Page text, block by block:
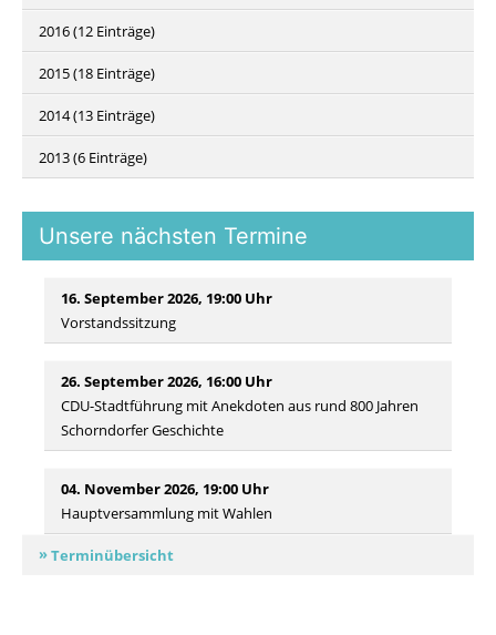
2016 (12 Einträge)
2015 (18 Einträge)
2014 (13 Einträge)
2013 (6 Einträge)
Unsere nächsten Termine
16. September 2026, 19:00 Uhr
Vorstandssitzung
26. September 2026, 16:00 Uhr
CDU-Stadtführung mit Anekdoten aus rund 800 Jahren
Schorndorfer Geschichte
04. November 2026, 19:00 Uhr
Hauptversammlung mit Wahlen
Terminübersicht